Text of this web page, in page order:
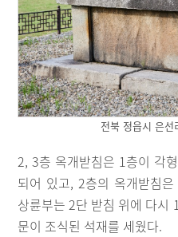
전북 정읍시 은
2, 3층 옥개받침은 1층이 각
되어 있고, 2층의 옥개받침
상륜부는 2단 받침 위에 다시
문이 조식된 석재를 세웠다.